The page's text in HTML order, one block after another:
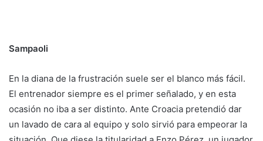
Sampaoli
En la diana de la frustración suele ser el blanco más fácil.
El entrenador siempre es el primer señalado, y en esta
ocasión no iba a ser distinto. Ante Croacia pretendió dar
un lavado de cara al equipo y solo sirvió para empeorar la